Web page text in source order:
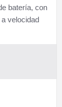
batería, con
velocidad